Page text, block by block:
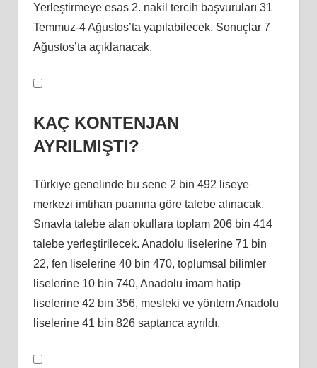
Yerleştirmeye esas 2. nakil tercih başvuruları 31
Temmuz-4 Ağustos’ta yapılabilecek. Sonuçlar 7
Ağustos’ta açıklanacak.
KAÇ KONTENJAN
AYRILMIŞTI?
Türkiye genelinde bu sene 2 bin 492 liseye
merkezi imtihan puanına göre talebe alınacak.
Sınavla talebe alan okullara toplam 206 bin 414
talebe yerleştirilecek. Anadolu liselerine 71 bin
22, fen liselerine 40 bin 470, toplumsal bilimler
liselerine 10 bin 740, Anadolu imam hatip
liselerine 42 bin 356, mesleki ve yöntem Anadolu
liselerine 41 bin 826 saptanca ayrıldı.